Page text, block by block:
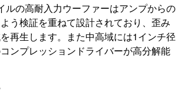
ルの高耐入力ウーファーはアンプからの
う検証を重ねて設計されており、歪み
再生します。また中高域には1インチ径
ンプレッションドライバーが高分解能